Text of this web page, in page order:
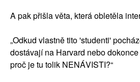
A pak přišla věta, která obletěla
„Odkud vlastně tito 'studenti'
dostávají na Harvard nebo
proč je tu tolik NENÁVISTI?“